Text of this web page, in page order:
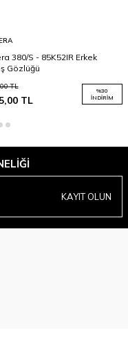
380/S - 85K52IR Erkek
Gözlüğü
TL
TL
%30
İNDIRIM
KAYIT OLUN